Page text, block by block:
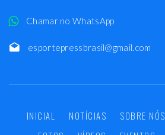
Chamar no WhatsApp
esportepressbrasil@gmail.com
INICIAL NOTÍCIAS SOBRE NÓS